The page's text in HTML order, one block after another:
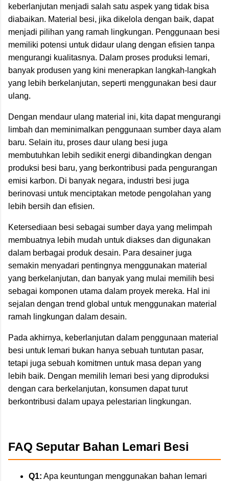
keberlanjutan menjadi salah satu aspek yang tidak bisa
diabaikan. Material besi, jika dikelola dengan baik, dapat
menjadi pilihan yang ramah lingkungan. Penggunaan besi
memiliki potensi untuk didaur ulang dengan efisien tanpa
mengurangi kualitasnya. Dalam proses produksi lemari,
banyak produsen yang kini menerapkan langkah-langkah
yang lebih berkelanjutan, seperti menggunakan besi daur
ulang.
Dengan mendaur ulang material ini, kita dapat mengurangi
limbah dan meminimalkan penggunaan sumber daya alam
baru. Selain itu, proses daur ulang besi juga
membutuhkan lebih sedikit energi dibandingkan dengan
produksi besi baru, yang berkontribusi pada pengurangan
emisi karbon. Di banyak negara, industri besi juga
berinovasi untuk menciptakan metode pengolahan yang
lebih bersih dan efisien.
Ketersediaan besi sebagai sumber daya yang melimpah
membuatnya lebih mudah untuk diakses dan digunakan
dalam berbagai produk desain. Para desainer juga
semakin menyadari pentingnya menggunakan material
yang berkelanjutan, dan banyak yang mulai memilih besi
sebagai komponen utama dalam proyek mereka. Hal ini
sejalan dengan trend global untuk menggunakan material
ramah lingkungan dalam desain.
Pada akhirnya, keberlanjutan dalam penggunaan material
besi untuk lemari bukan hanya sebuah tuntutan pasar,
tetapi juga sebuah komitmen untuk masa depan yang
lebih baik. Dengan memilih lemari besi yang diproduksi
dengan cara berkelanjutan, konsumen dapat turut
berkontribusi dalam upaya pelestarian lingkungan.
FAQ Seputar Bahan Lemari Besi
Q1: Apa keuntungan menggunakan bahan lemari